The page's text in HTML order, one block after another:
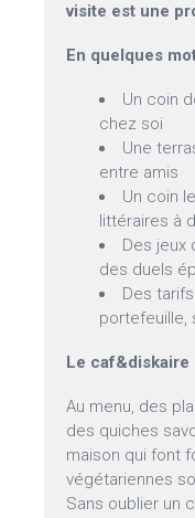
visite est une
En quelques
Un coin
chez soi
Une
entre amis
Un coin
littéraires à
Des jeux
des duels
Des
portefeuille,
Le caf&diskaire
Au menu, des
des quiches
maison qui font
végétariennes
Sans oublier un